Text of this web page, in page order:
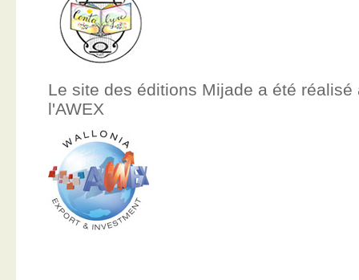
Le site des éditions Mijade a été réalisé
l'AWEX